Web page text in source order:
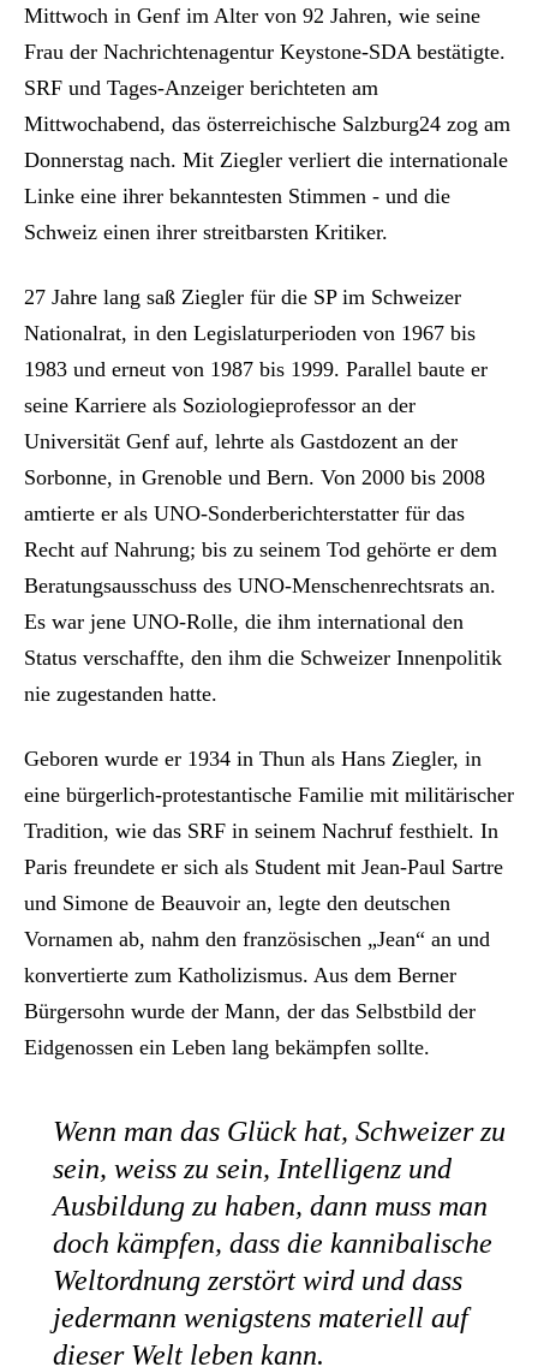
Mittwoch in Genf im Alter von 92 Jahren, wie seine
Frau der Nachrichtenagentur Keystone-SDA bestätigte.
SRF und Tages-Anzeiger berichteten am
Mittwochabend, das österreichische Salzburg24 zog am
Donnerstag nach. Mit Ziegler verliert die internationale
Linke eine ihrer bekanntesten Stimmen - und die
Schweiz einen ihrer streitbarsten Kritiker.
27 Jahre lang saß Ziegler für die SP im Schweizer
Nationalrat, in den Legislaturperioden von 1967 bis
1983 und erneut von 1987 bis 1999. Parallel baute er
seine Karriere als Soziologieprofessor an der
Universität Genf auf, lehrte als Gastdozent an der
Sorbonne, in Grenoble und Bern. Von 2000 bis 2008
amtierte er als UNO-Sonderberichterstatter für das
Recht auf Nahrung; bis zu seinem Tod gehörte er dem
Beratungsausschuss des UNO-Menschenrechtsrats an.
Es war jene UNO-Rolle, die ihm international den
Status verschaffte, den ihm die Schweizer Innenpolitik
nie zugestanden hatte.
Geboren wurde er 1934 in Thun als Hans Ziegler, in
eine bürgerlich-protestantische Familie mit militärischer
Tradition, wie das SRF in seinem Nachruf festhielt. In
Paris freundete er sich als Student mit Jean-Paul Sartre
und Simone de Beauvoir an, legte den deutschen
Vornamen ab, nahm den französischen „Jean“ an und
konvertierte zum Katholizismus. Aus dem Berner
Bürgersohn wurde der Mann, der das Selbstbild der
Eidgenossen ein Leben lang bekämpfen sollte.
Wenn man das Glück hat, Schweizer zu
sein, weiss zu sein, Intelligenz und
Ausbildung zu haben, dann muss man
doch kämpfen, dass die kannibalische
Weltordnung zerstört wird und dass
jedermann wenigstens materiell auf
dieser Welt leben kann.